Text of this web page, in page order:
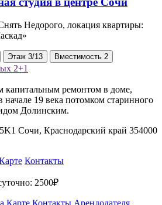
Недорого, локация квартиры:
Этаж 3/13 Вместимость 2
2+1
капитальным ремонтом в доме,
19 века потомком старинного
Долинским.
Сочи, Краснодарский край 354000
Контакты
2500₽
Карте Контакты Арендодателя